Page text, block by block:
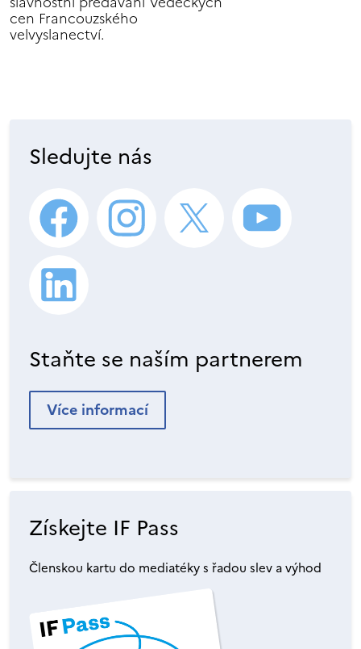
cen Francouzského
velvyslanectví.
Sledujte nás
Staňte se naším partnerem
Více informací
Získejte IF Pass
Členskou kartu do mediatéky s řadou slev a výhod